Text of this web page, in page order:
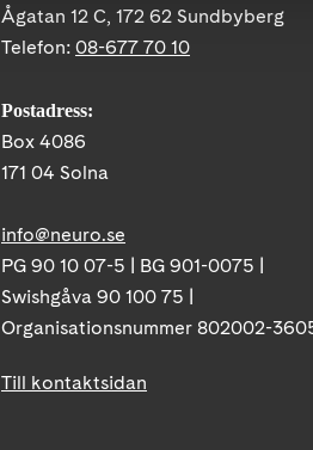
Ågatan 12 C, 172 62 Sundbyberg
Telefon: 08-677 70 10
Postadress:
Box 4086
171 04 Solna
info@neuro.se
PG 90 10 07-5 | BG 901-0075 |
Swishgåva 90 100 75 |
Organisationsnummer 802002-
Till kontaktsidan